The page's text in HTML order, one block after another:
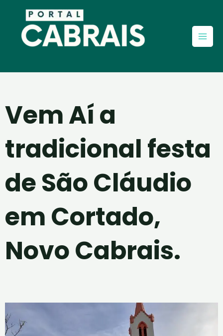
conteúdo
Vem Aí a
tradicional festa
de São Cláudio
em Cortado,
Novo Cabrais.